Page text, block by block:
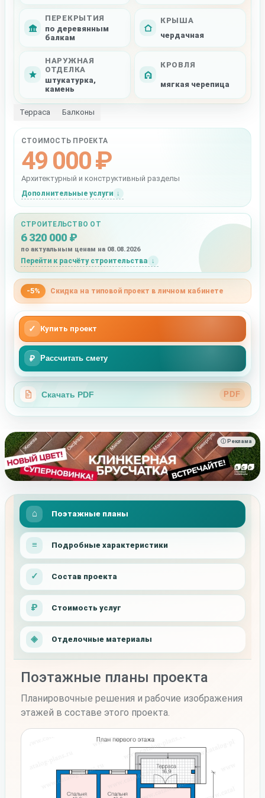
ПЕРЕКРЫТИЯ
по деревянным
балкам
КРЫША
чердачная
НАРУЖНАЯ
ОТДЕЛКА
штукатурка,
камень
КРОВЛЯ
мягкая черепица
Терраса Балконы
СТОИМОСТЬ ПРОЕКТА
49 000 ₽
Архитектурный и конструктивный разделы
Дополнительные услуги
СТРОИТЕЛЬСТВО ОТ
6 320 000 ₽
по актуальным ценам на 08.08.2026
Перейти к расчёту строительства
-5% Скидка на типовой проект в личном кабинете
✓ Купить проект
₽ Рассчитать смету
Скачать PDF PDF
ⓘ Реклама
Поэтажные планы
Подробные характеристики
Состав проекта
Стоимость услуг
Отделочные материалы
Поэтажные планы проекта
Планировочные решения и рабочие изображения
этажей в составе этого проекта.